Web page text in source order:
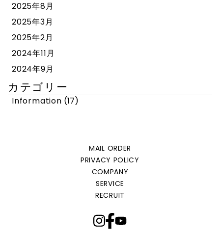
2025年8月
2025年3月
2025年2月
2024年11月
2024年9月
カテゴリー
Information (17)
MAIL ORDER
PRIVACY POLICY
COMPANY
SERVICE
RECRUIT